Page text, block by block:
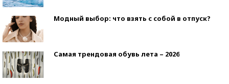
Модный выбор: что взять с собой в отпуск?
Самая трендовая обувь лета – 2026